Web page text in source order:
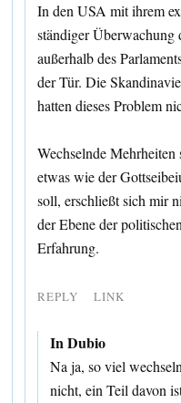
In den USA mit ihrem
ständiger Überwachung
außerhalb des
der Tür. Die
hatten dieses Problem
Wechselnde
etwas wie der
soll, erschließt sich mir
der Ebene der
Erfahrung.
REPLY LINK
In Dubio
Na ja, so viel
nicht, ein Teil davon